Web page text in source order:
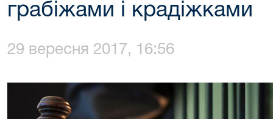
грабіжами і крадіжками
29 вересня 2017, 16:56